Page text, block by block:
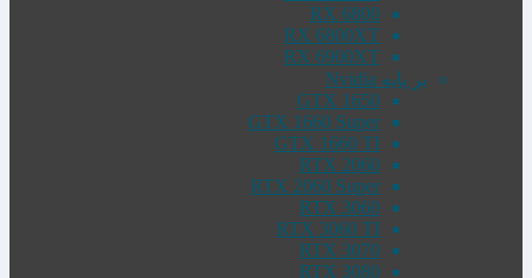
RX 6800
RX 6800XT
RX 6900XT
بر پایه Nvidia
GTX 1650
GTX 1660 Super
GTX 1660 TI
RTX 2060
RTX 2060 Super
RTX 3060
RTX 3060 TI
RTX 3070
RTX 3080